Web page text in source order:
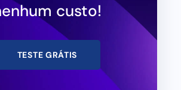
custo!
TESTE GRÁTIS